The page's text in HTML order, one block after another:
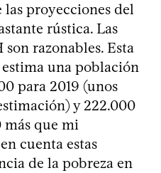
proyecciones del
rústica. Las
razonables. Esta
una población
para 2019 (unos
y 222.000
más que mi
cuenta estas
de la pobreza en